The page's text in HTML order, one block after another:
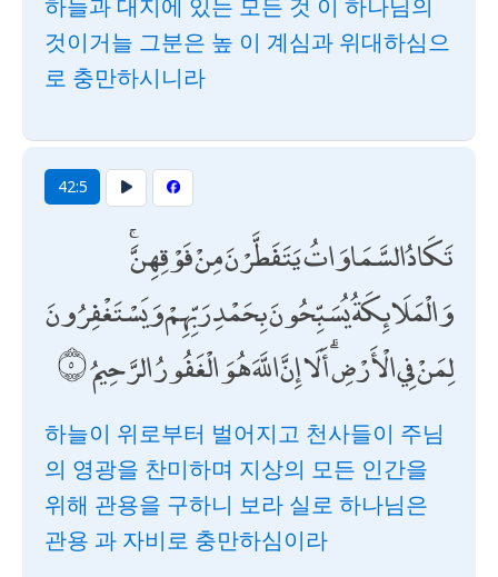
하늘과 대지에 있는 모든 것 이 하나님의
것이거늘 그분은 높 이 계심과 위대하심으
로 충만하시니라
42:5
تَكَادُ السَّمَاوَاتُ يَتَفَطَّرْنَ مِنْ فَوْقِهِنَّ ۚ
وَالْمَلَائِكَةُ يُسَبِّحُونَ بِحَمْدِ رَبِّهِمْ وَيَسْتَغْفِرُونَ
لِمَنْ فِي الْأَرْضِ ۗ أَلَا إِنَّ اللَّهَ هُوَ الْغَفُورُ الرَّحِيمُ
하늘이 위로부터 벌어지고 천사들이 주님
의 영광을 찬미하며 지상의 모든 인간을
위해 관용을 구하니 보라 실로 하나님은
관용 과 자비로 충만하심이라